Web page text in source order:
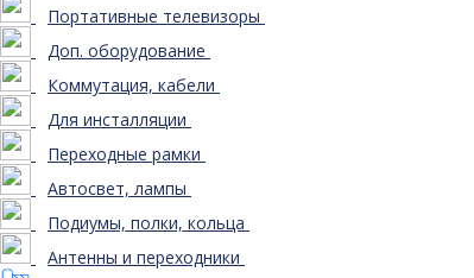
Портативные телевизоры
Доп. оборудование
Коммутация, кабели
Для инсталляции
Переходные рамки
Автосвет, лампы
Подиумы, полки, кольца
Антенны и переходники